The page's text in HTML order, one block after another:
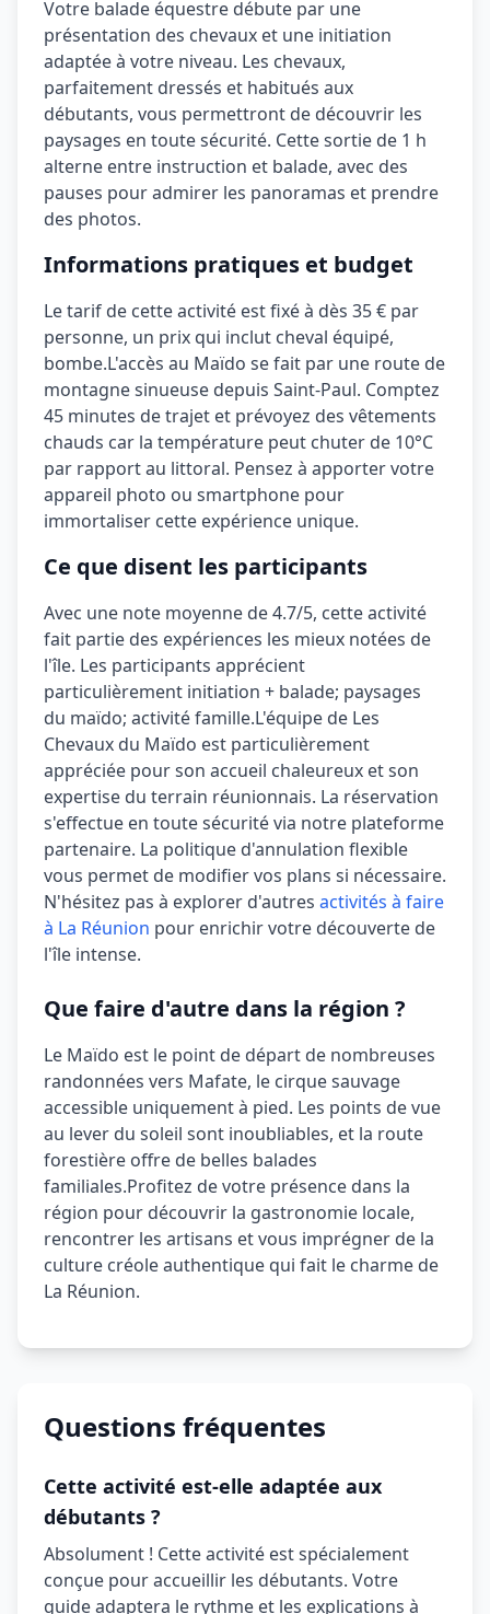
Votre balade équestre débute par une
présentation des chevaux et une initiation
adaptée à votre niveau. Les chevaux,
parfaitement dressés et habitués aux
débutants, vous permettront de découvrir les
paysages en toute sécurité. Cette sortie de 1 h
alterne entre instruction et balade, avec des
pauses pour admirer les panoramas et prendre
des photos.
Informations pratiques et budget
Le tarif de cette activité est fixé à dès 35 € par
personne, un prix qui inclut cheval équipé,
bombe.L'accès au Maïdo se fait par une route de
montagne sinueuse depuis Saint-Paul. Comptez
45 minutes de trajet et prévoyez des vêtements
chauds car la température peut chuter de 10°C
par rapport au littoral. Pensez à apporter votre
appareil photo ou smartphone pour
immortaliser cette expérience unique.
Ce que disent les participants
Avec une note moyenne de4.7/5, cette activité
fait partie des expériences les mieux notées de
l'île. Les participants apprécient
particulièrement initiation + balade; paysages
du maïdo; activité famille.L'équipe de Les
Chevaux du Maïdo est particulièrement
appréciée pour son accueil chaleureux et son
expertise du terrain réunionnais. La réservation
s'effectue en toute sécurité via notre plateforme
partenaire. La politique d'annulation flexible
vous permet de modifier vos plans si nécessaire.
N'hésitez pas à explorer d'autres activités à faire
à La Réunion pour enrichir votre découverte de
l'île intense.
Que faire d'autre dans la région ?
Le Maïdo est le point de départ de nombreuses
randonnées vers Mafate, le cirque sauvage
accessible uniquement à pied. Les points de vue
au lever du soleil sont inoubliables, et la route
forestière offre de belles balades
familiales.Profitez de votre présence dans la
région pour découvrir la gastronomie locale,
rencontrer les artisans et vous imprégner de la
culture créole authentique qui fait le charme de
La Réunion.
Questions fréquentes
Cette activité est-elle adaptée aux
débutants ?
Absolument ! Cette activité est spécialement
conçue pour accueillir les débutants. Votre
guide adaptera le rythme et les explications à